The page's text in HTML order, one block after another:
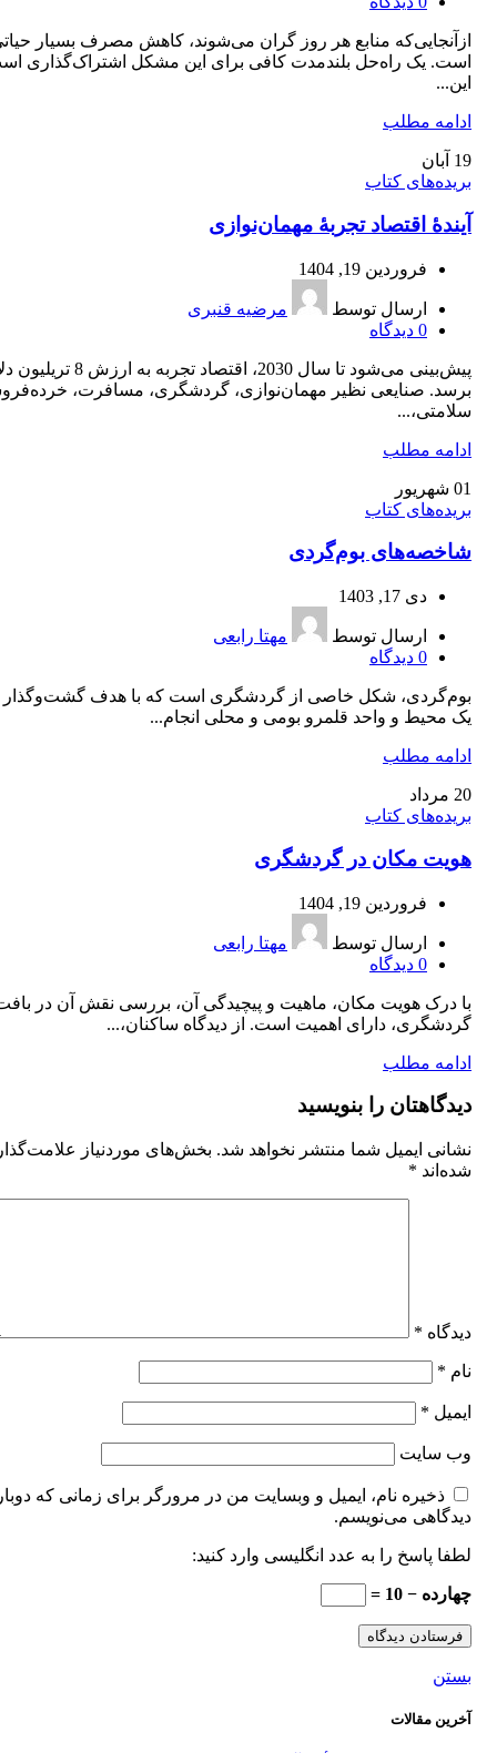
ازآنجایی‌که منابع هر روز گران می‌شوند، کاهش مصرف بسیار
است. یک راه‌حل بلندمدت کافی برای این مشکل اشتراک‌گذاری
این...
ادامه مطلب
19 آبان
بریده‌های کتاب
آیندۀ اقتصاد تجربۀ مهمان‌نوازی
فروردین 19, 1404
ارسال توسط
مرضیه قنبری
0 دیدگاه
پیش‌بینی می‌شود تا سال 2030، اقتصاد تجربه به ارزش 8
برسد. صنایعی نظیر مهمان‌نوازی، گردشگری، مسافرت،
سلامتی،...
ادامه مطلب
01 شهریور
بریده‌های کتاب
شاخصه‌‌های بوم‌‌گردی
دی 17, 1403
ارسال توسط
مهتا رابعی
0 دیدگاه
بوم‌گردی، شکل خاصی از گردشگری است که با هدف گشت‌وگذار
یک محیط و واحد قلمرو بومی و محلی انجام...
ادامه مطلب
20 مرداد
بریده‌های کتاب
هویت مکان در گردشگری
فروردین 19, 1404
ارسال توسط
مهتا رابعی
0 دیدگاه
با درک هویت مکان، ماهیت و پیچیدگی آن، بررسی نقش آن در
گردشگری، دارای اهمیت است. از دیدگاه ساکنان،...
ادامه مطلب
دیدگاهتان را بنویسید
نشانی ایمیل شما منتشر نخواهد شد. بخش‌های موردنیاز
شده‌اند *
دیدگاه *
نام *
ایمیل *
وب‌ سایت
ذخیره نام، ایمیل و وبسایت من در مرورگر برای زمانی که
دیدگاهی می‌نویسم.
لطفا پاسخ را به عدد انگلیسی وارد کنید:
چهارده − 10 =
بستن
آخرین مقالات